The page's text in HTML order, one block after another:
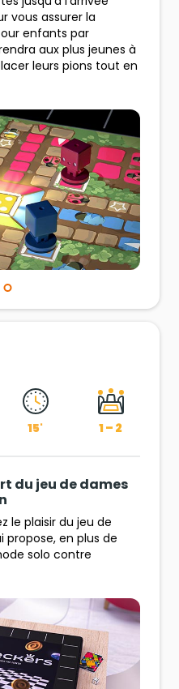
vous assurer la
enfants par
aux plus jeunes à
leurs pions tout en
15' 1 – 2
du jeu de dames
le plaisir du jeu de
propose, en plus de
solo contre